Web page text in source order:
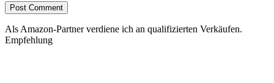
Als Amazon-Partner verdiene ich an qualifizierten Verkäufen.
Empfehlung